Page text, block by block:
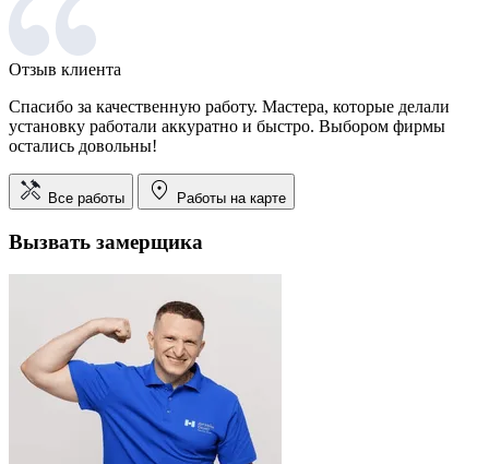
Отзыв клиента
Спасибо за качественную работу. Мастера, которые делали
установку работали аккуратно и быстро. Выбором фирмы
остались довольны!
Все работы Работы на карте
Вызвать замерщика